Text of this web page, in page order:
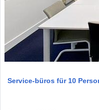
Service-büros für 10